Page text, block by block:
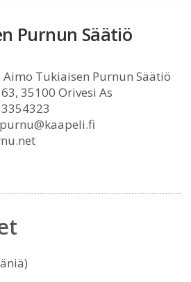
Purnun Säätiö
Aimo Tukiaisen Purnun Säätiö
35100 Orivesi As
purnu@kaapeli.fi